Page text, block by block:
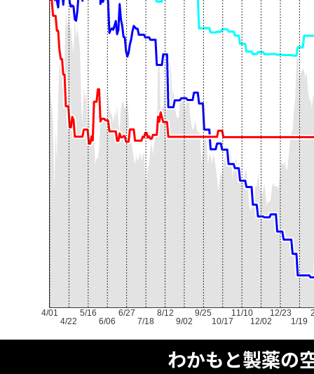
4/01
4/22
5/16
6/06
6/27
7/18
8/12
9/02
9/25
10/17
11/10
12/02
12/23
1/19
わかもと製薬の